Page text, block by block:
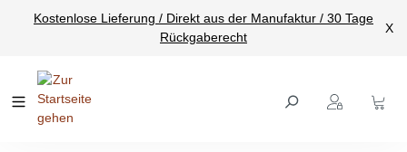
springen
Kostenlose Lieferung / Direkt aus der Manufaktur / 30 Tage
Rückgaberecht
X